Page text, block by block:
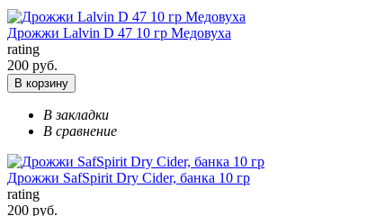
Дрожжи Lalvin D 47 10 гр Медовуха
rating
200 руб.
В корзину
В закладки
В сравнение
Дрожжи SafSpirit Dry Cider, банка 10 гр
rating
200 руб.